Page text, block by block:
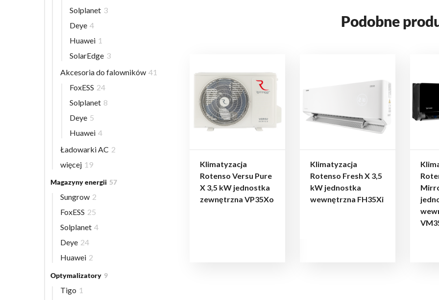
Podobne
Klimatyzacja
Rotenso Versu Pure
X 3,5 kW jednostka
zewnętrzna VP35Xo
Klimatyzacja
Rotenso Fresh X 3,5
kW jednostka
wewnętrzna FH35Xi
Solplanet 3
Deye 4
Huawei 1
SolarEdge 3
Akcesoria do falowników 41
FoxESS 24
Solplanet 8
Deye 5
Huawei 4
Ładowarki AC 2
więcej 19
Magazyny energii 57
Sungrow 2
FoxESS 25
Solplanet 4
Deye 24
Huawei 2
Optymalizatory 9
Tigo 1